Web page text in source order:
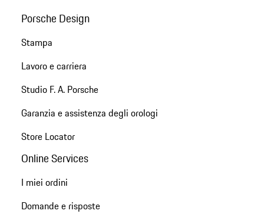
Porsche Design
Stampa
Lavoro e carriera
Studio F. A. Porsche
Garanzia e assistenza degli orologi
Store Locator
Online Services
I miei ordini
Domande e risposte